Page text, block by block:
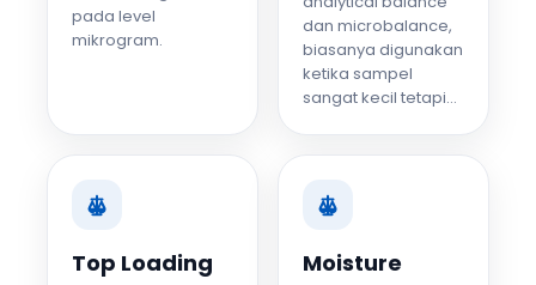
pada level
mikrogram.
dan microbalance,
biasanya digunakan
ketika sampel
sangat kecil tetapi...
Top Loading
Moisture